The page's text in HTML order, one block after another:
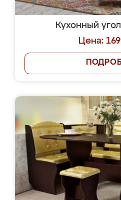
Кухонный
Цена: